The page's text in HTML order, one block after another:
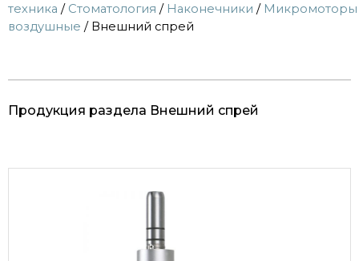
техника / Стоматология / Наконечники / Микромоторы
воздушные / Внешний спрей
Продукция раздела Внешний спрей